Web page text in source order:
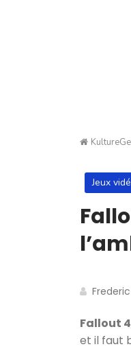
Jeux
Frederic
Fallout 4
et il faut